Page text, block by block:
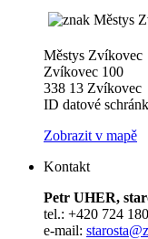
Městys Zvíkovec
Zvíkovec 100
338 13 Zvíkovec
ID datové
Zobrazit v mapě
Kontakt
Petr UHER,
tel.: +420 724
e-mail: